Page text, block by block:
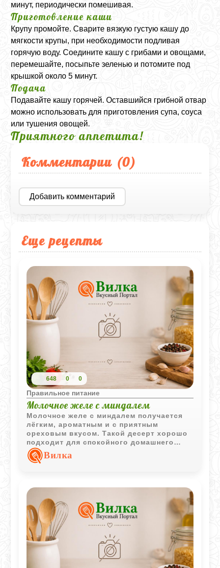
минут, периодически помешивая.
Приготовление каши
Крупу промойте. Сварите вязкую густую кашу до
мягкости крупы, при необходимости подливая
горячую воду. Соедините кашу с грибами и овощами,
перемешайте, посыпьте зеленью и потомите под
крышкой около 5 минут.
Подача
Подавайте кашу горячей. Оставшийся грибной отвар
можно использовать для приготовления супа, соуса
или тушения овощей.
Приятного аппетита!
Комментарии (0)
Добавить комментарий
Еще рецепты
648 0 0
Правильное питание
Молочное желе с миндалем
Молочное желе с миндалем получается
лёгким, ароматным и с приятным
ореховым вкусом. Такой десерт хорошо
подходит для спокойного домашнего
чаепития и подается охлажденным.
Вилка